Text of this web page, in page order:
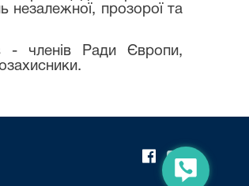
незалежної, прозорої та
- членів Ради Європи,